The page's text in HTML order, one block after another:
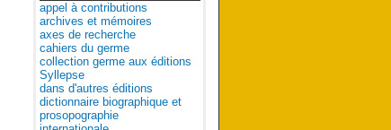
appel à contributions
archives et mémoires
axes de recherche
cahiers du germe
collection germe aux éditions
Syllepse
dans d'autres éditions
dictionnaire biographique et
prosopographie